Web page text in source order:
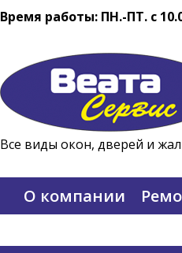
Время работы: ПН.-ПТ. c
Все виды окон, дверей и
О компании